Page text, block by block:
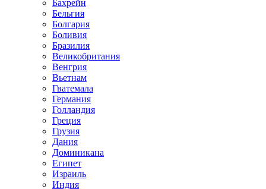
Бахрейн
Бельгия
Болгария
Боливия
Бразилия
Великобритания
Венгрия
Вьетнам
Гватемала
Германия
Голландия
Греция
Грузия
Дания
Доминикана
Египет
Израиль
Индия